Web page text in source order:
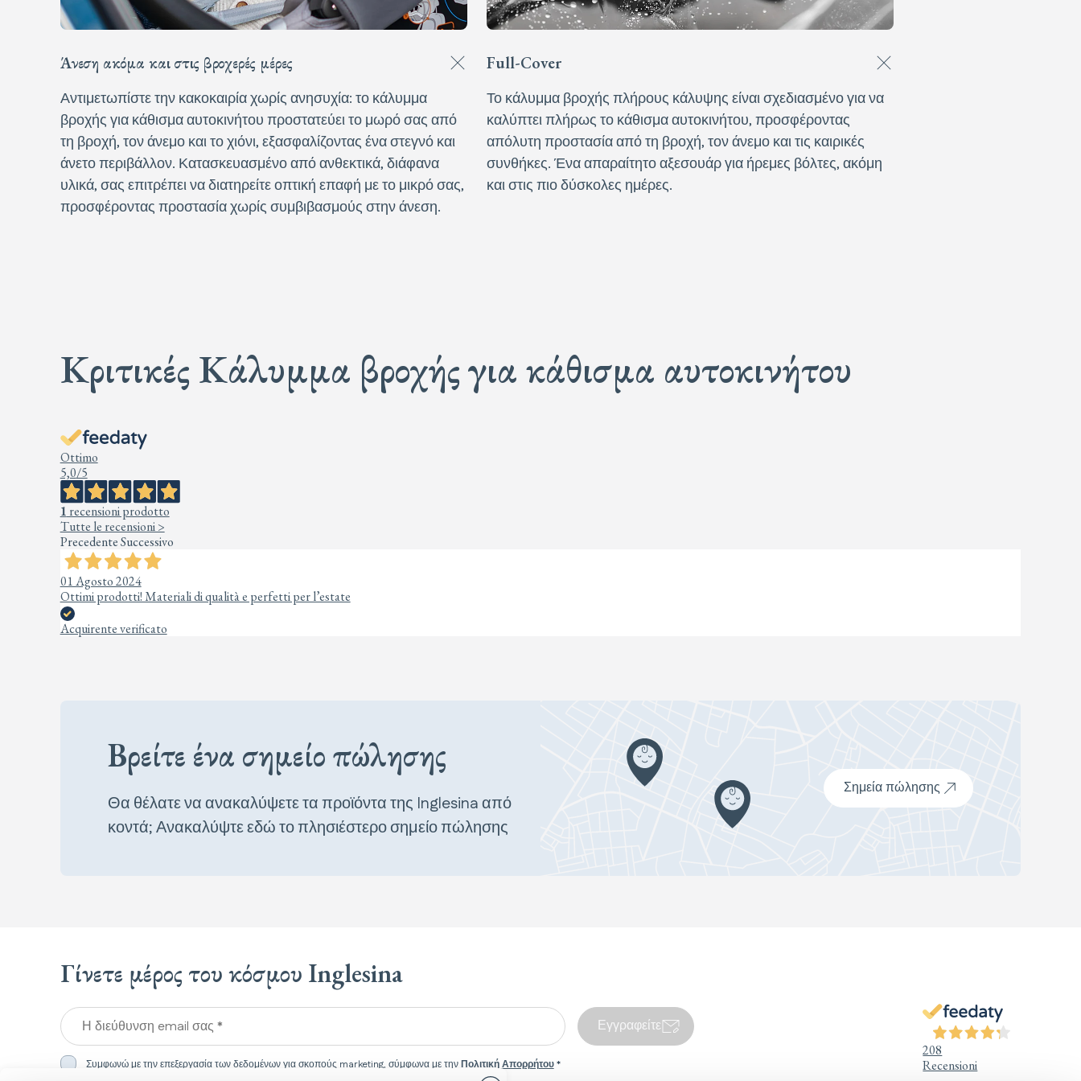
Άνεση ακόμα και στις βροχερές μέρες
Αντιμετωπίστε την κακοκαιρία χωρίς ανησυχία: το κάλυμμα
βροχής για κάθισμα αυτοκινήτου προστατεύει το μωρό σας από
τη βροχή, τον άνεμο και το χιόνι, εξασφαλίζοντας ένα στεγνό και
άνετο περιβάλλον. Κατασκευασμένο από ανθεκτικά, διάφανα
υλικά, σας επιτρέπει να διατηρείτε οπτική επαφή με το μικρό σας,
προσφέροντας προστασία χωρίς συμβιβασμούς στην άνεση.
Full-Cover
Το κάλυμμα βροχής πλήρους κάλυψης είναι σχεδιασμένο για να
καλύπτει πλήρως το κάθισμα αυτοκινήτου, προσφέροντας
απόλυτη προστασία από τη βροχή, τον άνεμο και τις καιρικές
συνθήκες. Ένα απαραίτητο αξεσουάρ για ήρεμες βόλτες, ακόμη
και στις πιο δύσκολες ημέρες.
Κριτικές Κάλυμμα βροχής για κάθισμα αυτοκινήτου
Ottimo
5,0/5
1 recensioni prodotto
Tutte le recensioni >
PrecedenteSuccessivo
01 Agosto 2024
Ottimi prodotti! Materiali di qualità e perfetti per l’estate
Acquirente verificato
Βρείτε ένα σημείο πώλησης
Θα θέλατε να ανακαλύψετε τα προϊόντα της Inglesina από
κοντά; Ανακαλύψτε εδώ το πλησιέστερο σημείο πώλησης
Σημεία πώλησης
Γίνετε μέρος του κόσμου Inglesina
Η διεύθυνση email σας *
Συμφωνώ με την επεξεργασία των δεδομένων για σκοπούς marketing, σύμφωνα με τηνΠολιτική Απορρήτου*
Εγγραφείτε
208
Recensioni